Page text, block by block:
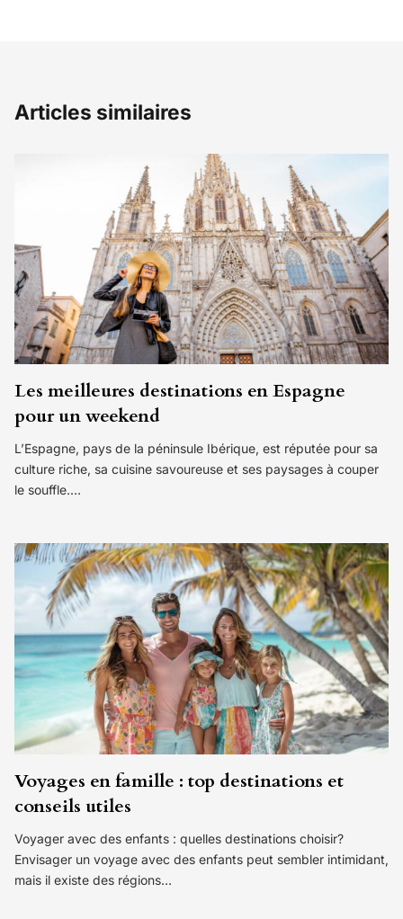
Articles similaires
Les meilleures destinations en Espagne
pour un weekend
L’Espagne, pays de la péninsule Ibérique, est réputée pour sa
culture riche, sa cuisine savoureuse et ses paysages à couper
le souffle.…
Voyages en famille : top destinations et
conseils utiles
Voyager avec des enfants : quelles destinations choisir?
Envisager un voyage avec des enfants peut sembler intimidant,
mais il existe des régions…